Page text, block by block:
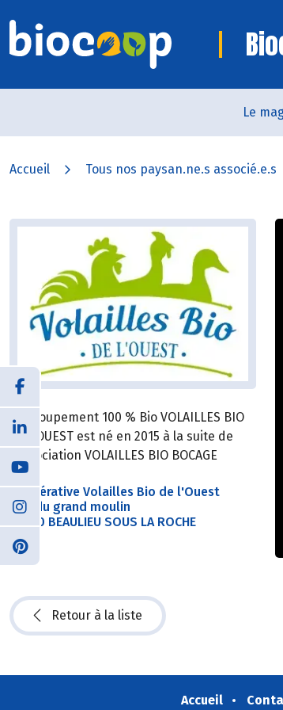
Le
Accueil Tous nos paysan.ne.s associé.e.s
Le groupement 100 % Bio VOLAILLES BIO
DE L’OUEST est né en 2015 à la suite de
l’association VOLAILLES BIO BOCAGE
Coopérative Volailles Bio de l'Ouest
Rue du grand moulin
85190 BEAULIEU SOUS LA ROCHE
Retour à la liste
Accueil